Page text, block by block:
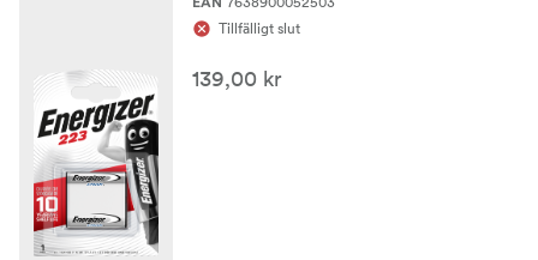
Tillfälligt slut
139,00 kr